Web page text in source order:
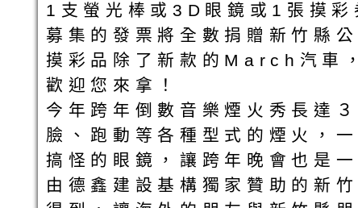
1支螢光棒或3D眼鏡或1張摸彩
募集的發票將全數捐贈新竹縣
摸彩品除了新款的March汽車
歡迎您來拿！
今年跨年倒數音樂煙火秀長達
臉、跑動等各種型式的煙火，
搞怪的眼鏡，讓跨年晚會也是
由德鑫建設基構獨家贊助的新